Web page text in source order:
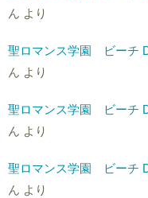
ん より
聖ロマンス学園 ビーチ
ん より
聖ロマンス学園 ビーチ
ん より
聖ロマンス学園 ビーチ
ん より